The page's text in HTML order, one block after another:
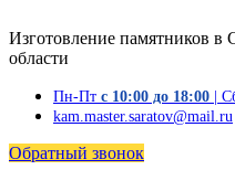
Изготовление памятников в
области
Пн-Пт с 10:00 до 18:00 |
kam.master.saratov@mail.ru
Обратный звонок